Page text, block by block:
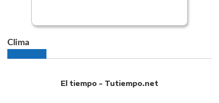
Clima
El tiempo - Tutiempo.net